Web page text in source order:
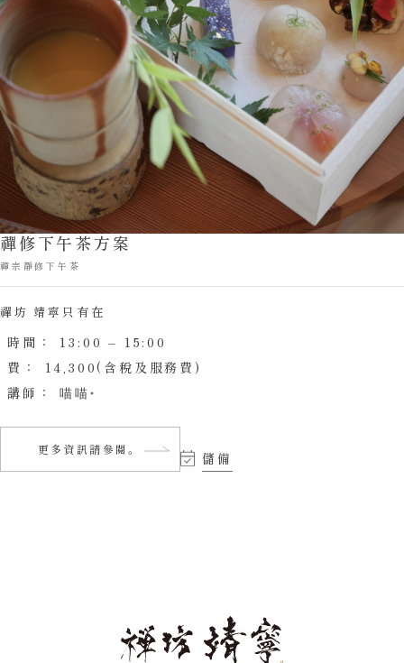
禪修下午茶方案
禪宗靜修下午茶
禪坊 靖寧只有在
時間：
13:00 – 15:00
費：
14,300(含稅及服務費)
講師：
喵喵
更多資訊請參閱。
儲備